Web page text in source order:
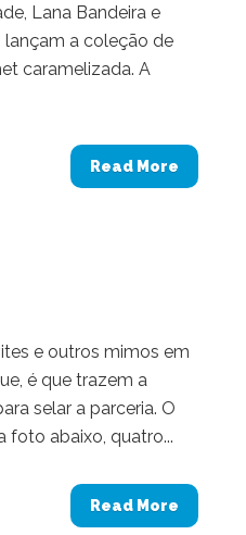
Lana Bandeira e
lançam a coleção de
caramelizada. A
Read More
e outros mimos em
é que trazem a
selar a parceria. O
foto abaixo, quatro...
Read More